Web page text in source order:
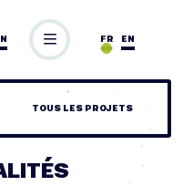
EN
FR
TOUS LES PROJETS